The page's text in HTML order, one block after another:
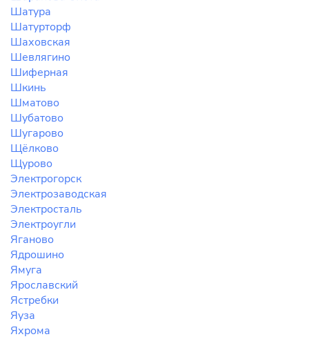
Шатура
Шатурторф
Шаховская
Шевлягино
Шиферная
Шкинь
Шматово
Шубатово
Шугарово
Щёлково
Щурово
Электрогорск
Электрозаводская
Электросталь
Электроугли
Яганово
Ядрошино
Ямуга
Ярославский
Ястребки
Яуза
Яхрома